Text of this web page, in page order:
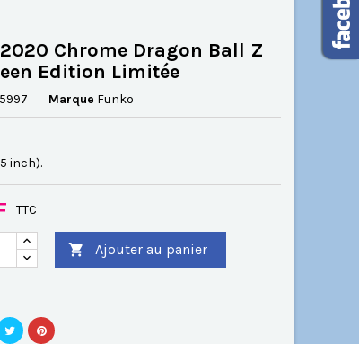
2020 Chrome Dragon Ball Z
Edition Limitée
Marque Funko
inch).
TTC
 Ajouter au panier